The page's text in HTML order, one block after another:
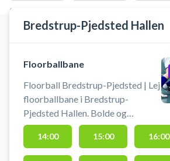
STEDER MED LEDIGE AKTIVITETER
Bredstrup-Pjedsted Hallen
Floorballbane
Floorball Bredstrup-Pjedsted | Lej
floorballbane i Bredstrup-
Pjedsted Hallen. Bolde og
floorballstave står i
motionsrummet for enden af
hallen. Spil floorball i hallen i
14:00 15:00 16:00